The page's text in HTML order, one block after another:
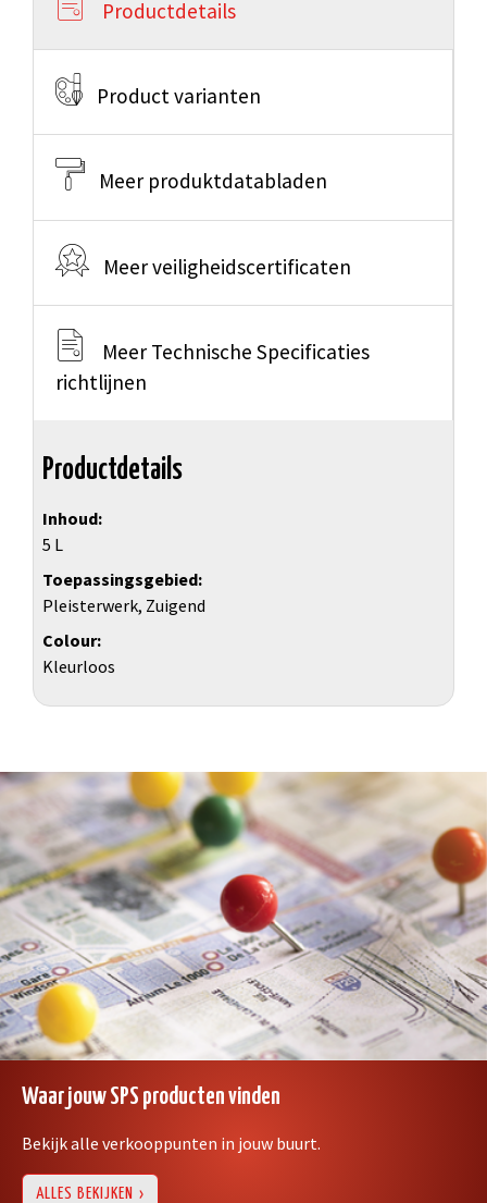
Productdetails
Product varianten
Meer produktdatabladen
Meer veiligheidscertificaten
Meer Technische Specificaties
richtlijnen
Productdetails
Inhoud
5 L
Toepassingsgebied
Pleisterwerk, Zuigend
Colour
Kleurloos
Waar jouw SPS producten vinden
Bekijk alle verkooppunten in jouw buurt.
ALLES BEKIJKEN